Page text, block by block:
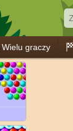
Wielu graczy